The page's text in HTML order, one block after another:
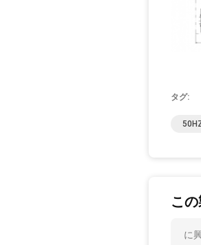
タグ:
こ
に